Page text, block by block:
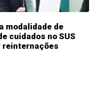
modalidade de
cuidados no SUS
reinternações